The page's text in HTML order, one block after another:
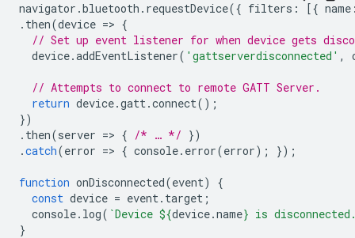
navigator .bluetooth . requestDevice({ filters : [{ name
. then(device => {
// Set up event listener for when device gets
device.addEventListener( 'gattserverdisconnected' ,
// Attempts to connect to remote GATT Server.
return device.gatt.connect();
})
. then(server => { /* … */ })
.catch(error => { console. error(error); });
function onDisconnected(event)
{
const device = event. target ;
console. log( `Device ${device.name} is
}